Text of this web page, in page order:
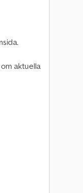
aktuella